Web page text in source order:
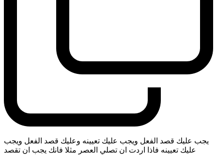
يجب عليك قصد الفعل ويجب عليك تعيينه وعليك قصد الفعل ويجب
عليك تعيينه فاذا اردت ان تصلي العصر مثلا فانك يجب ان تقصد